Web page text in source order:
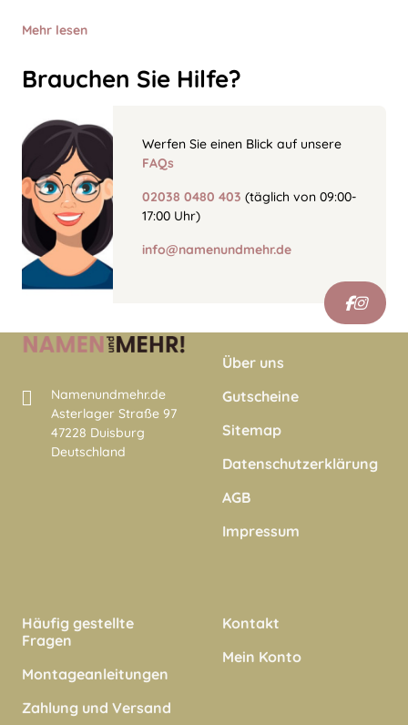
Mehr lesen
Brauchen Sie Hilfe?
Werfen Sie einen Blick auf unsere
FAQs
02038 0480 403 (täglich von 09:00-
17:00 Uhr)
info@namenundmehr.de
Namenundmehr.de
Asterlager Straße 97
47228 Duisburg
Deutschland
Über uns
Gutscheine
Sitemap
Datenschutzerklärung
AGB
Impressum
Häufig gestellte
Fragen
Montageanleitungen
Zahlung und Versand
Kontakt
Mein Konto